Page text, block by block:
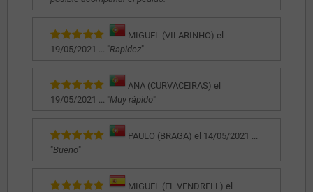
MIGUEL (VILARINHO) el
19/05/2021 ... "Rapidez"
ANA (CURVACEIRAS) el
19/05/2021 ... "Muy rápido"
PAULO (BRAGA) el 14/05/2021 ...
"Bueno"
MIGUEL (EL VENDRELL) el